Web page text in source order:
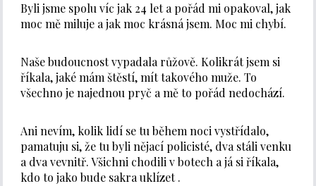
Byli jsme spolu víc jak 24 let a pořád mi opakoval, jak
moc mě miluje a jak moc krásná jsem. Moc mi chybí.
Naše budoucnost vypadala růžově. Kolikrát jsem si
říkala, jaké mám štěstí, mít takového muže. To
všechno je najednou pryč a mě to pořád nedochází.
Ani nevím, kolik lidí se tu během noci vystřídalo,
pamatuju si, že tu byli nějací policisté, dva stáli venku
a dva vevnitř. Všichni chodili v botech a já si říkala,
kdo to jako bude sakra uklízet .